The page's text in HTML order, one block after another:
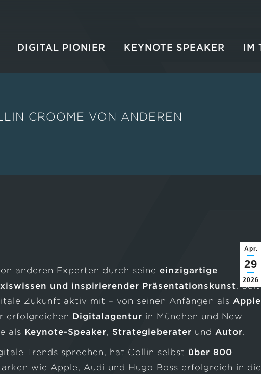
DIGITAL PIONIER KEYNOTE SPEAKER IM
CROOME VON ANDEREN
Apr.
29
2026
anderen Experten durch seine einzigartige
und inspirierender Präsentationskunst. Seit
Zukunft aktiv mit – von seinen Anfängen als
erfolgreichen Digitalagentur in München und New
als Keynote-Speaker, Strategieberater und Autor.
Trends sprechen, hat Collin selbst über 800
wie Apple, Audi und Hugo Boss erfolgreich in die